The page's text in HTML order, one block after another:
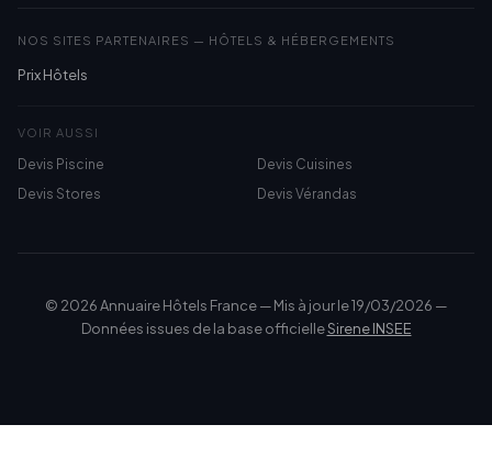
NOS SITES PARTENAIRES — HÔTELS & HÉBERGEMENTS
Prix Hôtels
VOIR AUSSI
Devis Piscine
Devis Cuisines
Devis Stores
Devis Vérandas
© 2026 Annuaire Hôtels France — Mis à jour le 19/03/2026 —
Données issues de la base officielleSirene INSEE